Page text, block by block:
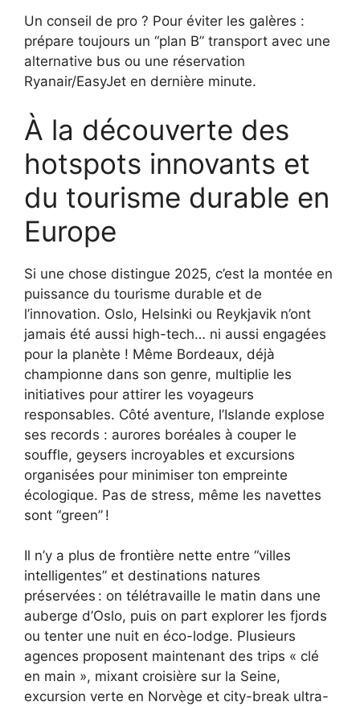
Un conseil de pro ? Pour éviter les galères :
prépare toujours un “plan B” transport avec une
alternative bus ou une réservation
Ryanair/EasyJet en dernière minute.
À la découverte des
hotspots innovants et
du tourisme durable en
Europe
Si une chose distingue 2025, c’est la montée en
puissance du tourisme durable et de
l’innovation. Oslo, Helsinki ou Reykjavik n’ont
jamais été aussi high-tech… ni aussi engagées
pour la planète ! Même Bordeaux, déjà
championne dans son genre, multiplie les
initiatives pour attirer les voyageurs
responsables. Côté aventure, l’Islande explose
ses records : aurores boréales à couper le
souffle, geysers incroyables et excursions
organisées pour minimiser ton empreinte
écologique. Pas de stress, même les navettes
sont “green” !
Il n’y a plus de frontière nette entre “villes
intelligentes” et destinations natures
préservées : on télétravaille le matin dans une
auberge d’Oslo, puis on part explorer les fjords
ou tenter une nuit en éco-lodge. Plusieurs
agences proposent maintenant des trips « clé
en main », mixant croisière sur la Seine,
excursion verte en Norvège et city-break ultra-